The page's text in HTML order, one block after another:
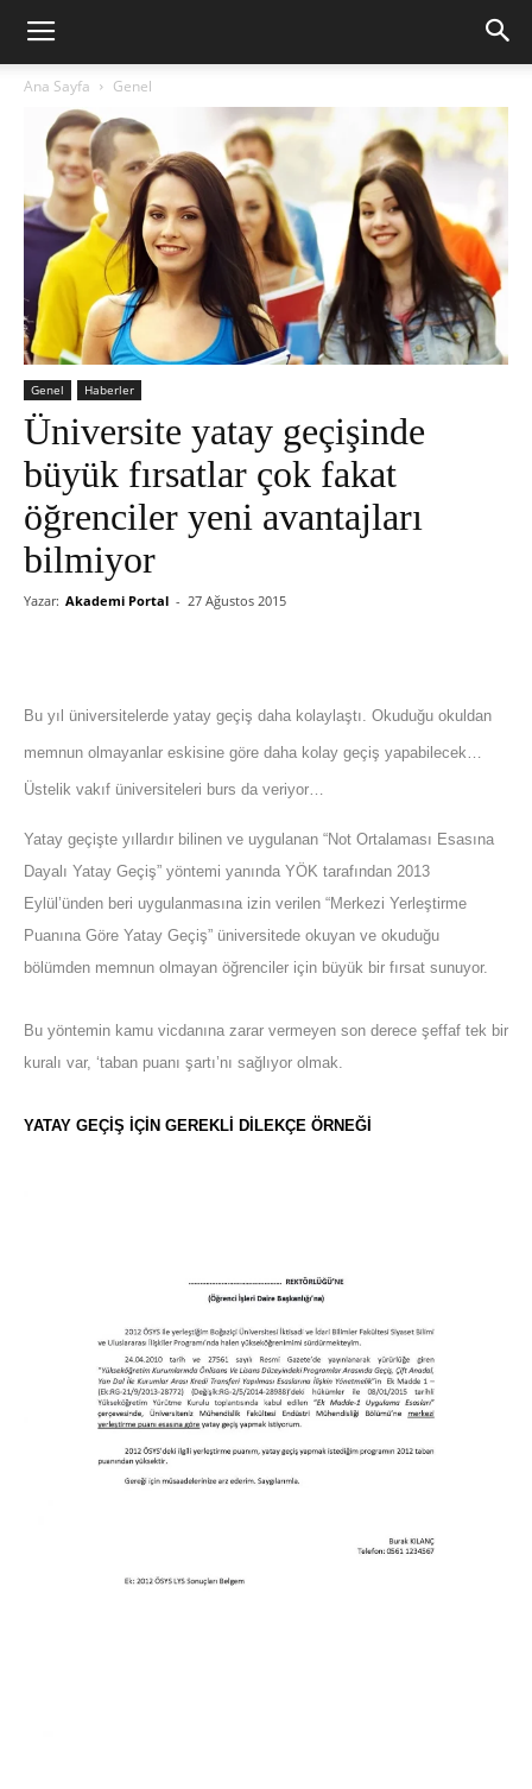
Ana Sayfa Genel
Genel Haberler
Üniversite yatay geçişinde
büyük fırsatlar çok fakat
öğrenciler yeni avantajları
bilmiyor
Yazar: Akademi Portal - 27 Ağustos 2015
Bu yıl üniversitelerde yatay geçiş daha kolaylaştı. Okuduğu okuldan
memnun olmayanlar eskisine göre daha kolay geçiş yapabilecek…
Üstelik vakıf üniversiteleri burs da veriyor…
Yatay geçişte yıllardır bilinen ve uygulanan “Not Ortalaması Esasına
Dayalı Yatay Geçiş” yöntemi yanında YÖK tarafından 2013
Eylül’ünden beri uygulanmasına izin verilen “Merkezi Yerleştirme
Puanına Göre Yatay Geçiş” üniversitede okuyan ve okuduğu
bölümden memnun olmayan öğrenciler için büyük bir fırsat sunuyor.
Bu yöntemin kamu vicdanına zarar vermeyen son derece şeffaf tek bir
kuralı var, ‘taban puanı şartı’nı sağlıyor olmak.
YATAY GEÇİŞ İÇİN GEREKLİ DİLEKÇE ÖRNEĞİ